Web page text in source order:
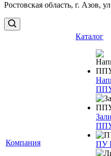
Ростовская область, г. Азов,
Компания
Каталог
ПУ